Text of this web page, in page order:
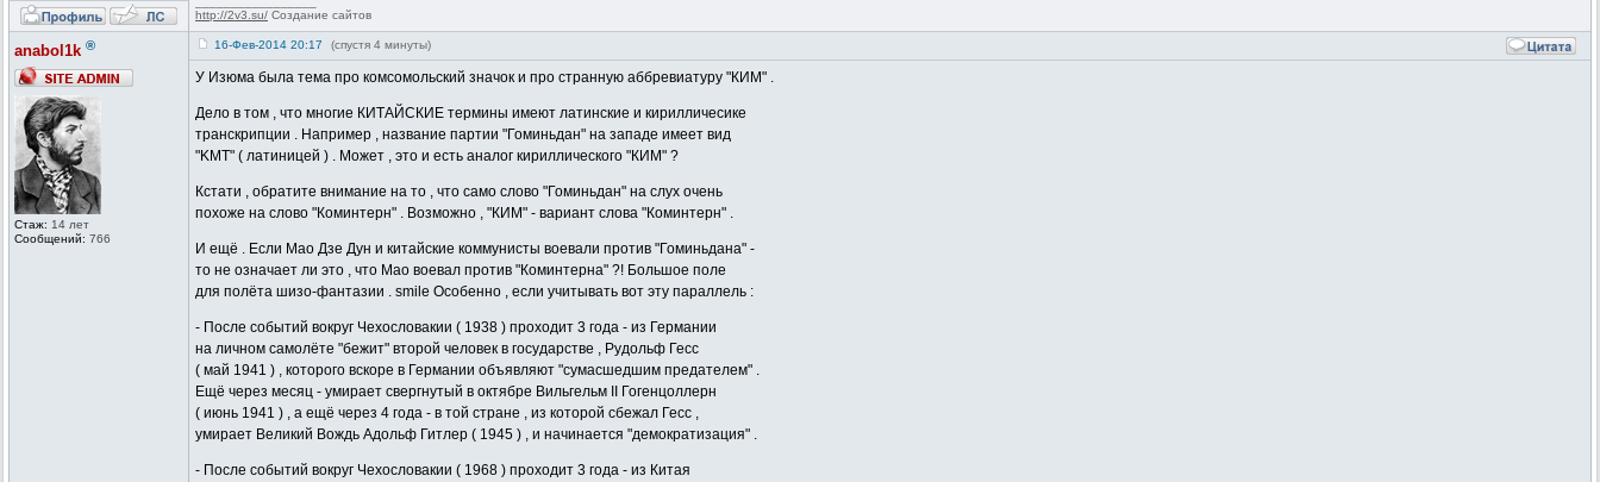
http://2v3.su/ Создание сайтов
anabol1k ®
Стаж: 14 лет
Сообщений: 766
16-Фев-2014 20:17 (спустя 4 минуты)
У Изюма была тема про комсомольский значок и про странную аббревиатуру "КИМ" .
Дело в том , что многие КИТАЙСКИЕ термины имеют латинские и кирилличесике
транскрипции . Например , название партии "Гоминьдан" на западе имеет вид
"KMT" ( латиницей ) . Может , это и есть аналог кириллического "КИМ" ?
Кстати , обратите внимание на то , что само слово "Гоминьдан" на слух очень
похоже на слово "Коминтерн" . Возможно , "КИМ" - вариант слова "Коминтерн" .
И ещё . Если Мао Дзе Дун и китайские коммунисты воевали против "Гоминьдана" -
то не означает ли это , что Мао воевал против "Коминтерна" ?! Большое поле
для полёта шизо-фантазии . smile Особенно , если учитывать вот эту параллель :
- После событий вокруг Чехословакии ( 1938 ) проходит 3 года - из Германии
на личном самолёте "бежит" второй человек в государстве , Рудольф Гесс
( май 1941 ) , которого вскоре в Германии объявляют "сумасшедшим предателем" .
Ещё через месяц - умирает свергнутый в октябре Вильгельм II Гогенцоллерн
( июнь 1941 ) , а ещё через 4 года - в той стране , из которой сбежал Гесс ,
умирает Великий Вождь Адольф Гитлер ( 1945 ) , и начинается "демократизация" .
- После событий вокруг Чехословакии ( 1968 ) проходит 3 года - из Китая